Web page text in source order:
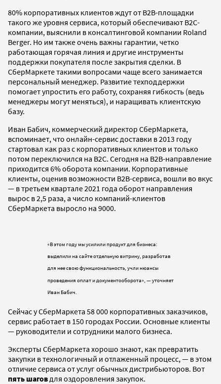
80% корпоративных клиентов ждут от B2B-площадки
такого же уровня сервиса, который обеспечивают B2С-
компании, выяснили в консалтинговой компании Roland
Berger. Но им также очень важны гарантии, четко
работающая горячая линия и другие инструменты
поддержки покупателя после закрытия сделки. В
СберМаркете такими вопросами чаще всего занимается
персональный менеджер. Развитие техподдержки
помогает упростить его работу, сохраняя гибкость (ведь
менеджеры могут меняться), и наращивать клиентскую
базу.
Иван Бабич, коммерческий директор СберМаркета,
вспоминает, что онлайн-сервис доставки в 2013 году
стартовал как раз с корпоративных клиентов и только
потом переключился на B2С. Сегодня на B2В-направление
приходится 6% оборота компании. Корпоративные
клиенты, оценив возможности B2В-сервиса, вошли во вкус
— в третьем квартале 2021 года оборот направления
вырос в 2,5 раза, а число компаний-клиентов
СберМаркета выросло на 9000.
«В этом году мы усилили продукт для бизнеса:
выделили на сайте отдельную витрину, разработав
для нее свою функциональность, учли нюансы
проведения оплат и документооборота», — уточняет
Иван Бабич.
Сейчас у СберМаркета 58 000 корпоративных заказчиков,
сервис работает в 150 городах России. Основные клиенты
— руководители и сотрудники малого бизнеса.
Эксперты СберМаркета хорошо знают, как превратить
закупки в технологичный и отлаженный процесс, — в этом
отличие сервиса от услуг обычных дистрибьюторов. Вот
пять шагов для оздоровления закупок.